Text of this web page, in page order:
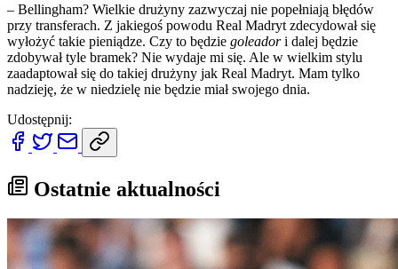
– Bellingham? Wielkie drużyny zazwyczaj nie popełniają błędów
przy transferach. Z jakiegoś powodu Real Madryt zdecydował się
wyłożyć takie pieniądze. Czy to będzie goleadori dalej będzie
zdobywał tyle bramek? Nie wydaje mi się. Ale w wielkim stylu
zaadaptował się do takiej drużyny jak Real Madryt. Mam tylko
nadzieję, że w niedzielę nie będzie miał swojego dnia.
Udostępnij:
Ostatnie aktualności